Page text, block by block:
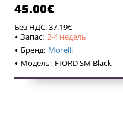
45.00€
Без НДС: 37.19€
Запас: 2-4 недель
Бренд: Morelli
Модель: FIORD SM Black